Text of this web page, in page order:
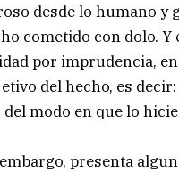
desde lo humano y
cometido con dolo.
por imprudencia,
del hecho, es
modo en que lo
presenta